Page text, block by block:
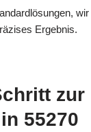
Ergebnis.
zur
55270